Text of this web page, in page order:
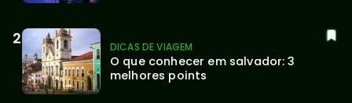
DICAS DE VIAGEM
O que conhecer em salvador: 3
melhores points